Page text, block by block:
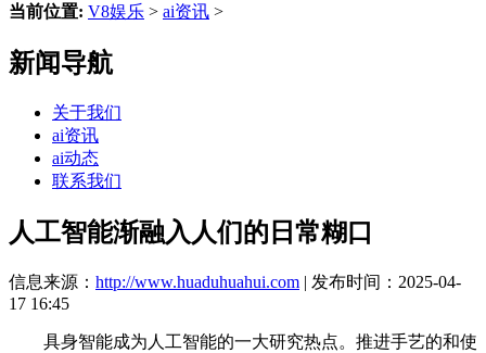
当前位置: V8娱乐 > ai资讯 >
新闻导航
关于我们
ai资讯
ai动态
联系我们
人工智能渐融入人们的日常糊口
信息来源： http://www.huaduhuahui.com | 发布时间：2025-04-
17 16:45
具身智能成为人工智能的一大研究热点。推进手艺的和使